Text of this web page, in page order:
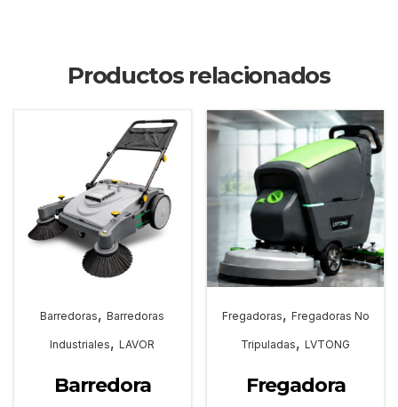
Productos relacionados
Barredoras,Barredoras
Industriales,LAVOR
Barredora
Fregadoras, Fregadoras No
Tripuladas,LVTONG
Fregadora